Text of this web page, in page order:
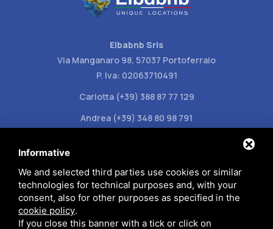
Elbabnb Srls
Via Manganaro 98, 57037 Portoferraio
P. Iva: 02063710491
Carlotta (+39) 388 87 77 129
Andrea (+39) 348 80 98 791
Datenschutzbestimmungen
Informative
We and selected third parties use cookies or similar
technologies for technical purposes and, with your
consent, also for other purposes as specified in the
cookie policy.
If you close this banner with a tick or click on